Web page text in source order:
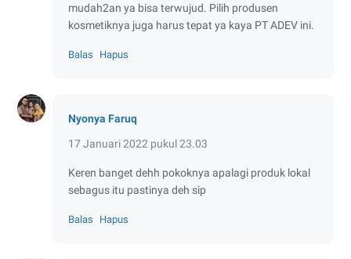
mudah2an ya bisa terwujud. Pilih produsen
kosmetiknya juga harus tepat ya kaya PT ADEV ini.
Balas Hapus
Nyonya Faruq
17 Januari 2022 pukul 23.03
Keren banget dehh pokoknya apalagi produk lokal
sebagus itu pastinya deh sip
Balas Hapus